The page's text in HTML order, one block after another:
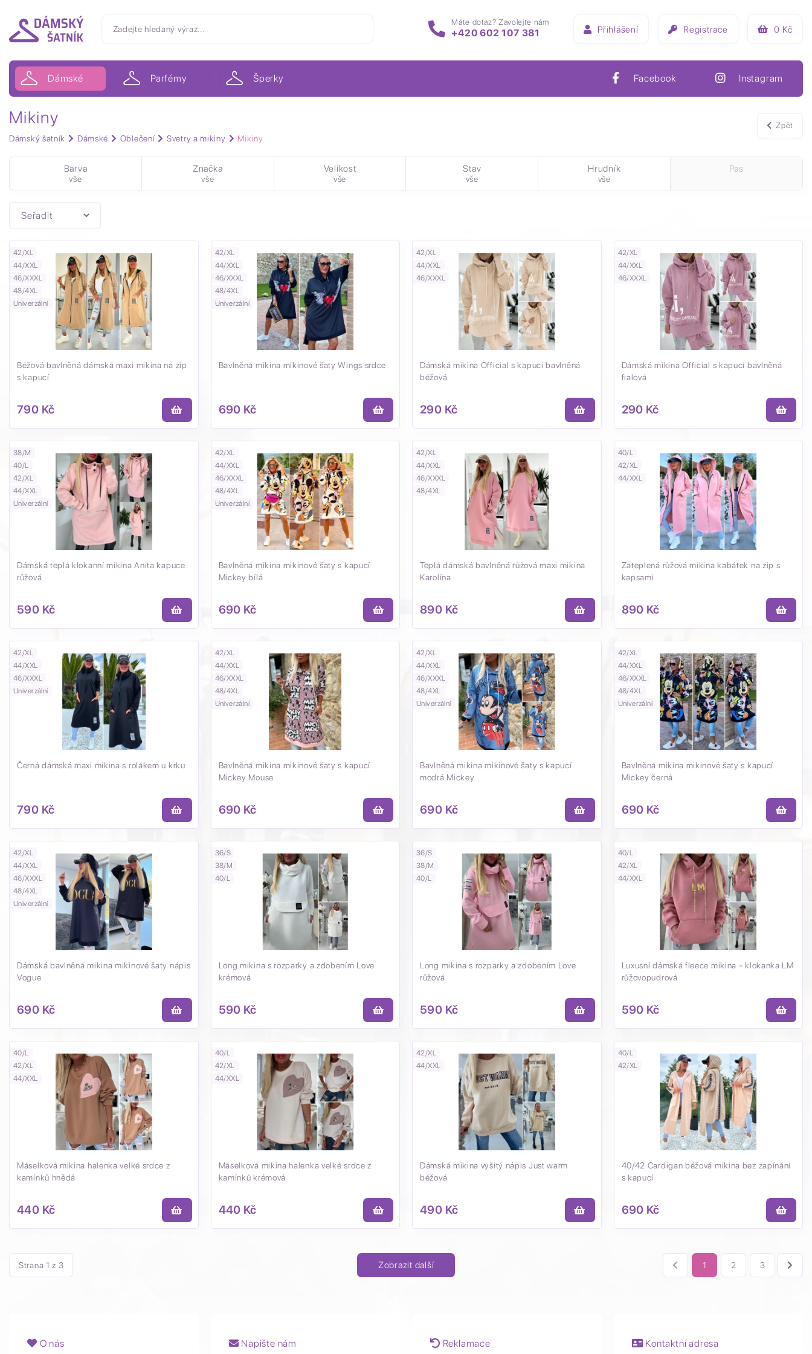
Máte dotaz? Zavolejte nám
+420 602 107 381 Přihlášení Registrace 0 Kč
Dámské Parfémy Šperky Facebook Instagram
Mikiny
Dámský šatník Dámské Oblečení Svetry a mikiny Mikiny
Zpět
Barva
vše
Značka
vše
Velikost
vše
Stav
vše
Hrudník
vše
Pas
42/XL
44/XXL
46/XXXL
48/4XL
Univerzální
Béžová bavlněná dámská maxi mikina na zip
s kapucí
790 Kč
42/XL
44/XXL
46/XXXL
48/4XL
Univerzální
Bavlněná mikina mikinové šaty Wings srdce
690 Kč
42/XL
44/XXL
46/XXXL
Dámská mikina Official s kapucí bavlněná
béžová
290 Kč
42/XL
44/XXL
46/XXXL
Dámská mikina Official s kapucí bavlněná
fialová
290 Kč
38/M
40/L
42/XL
44/XXL
Univerzální
Dámská teplá klokanní mikina Anita kapuce
růžová
590 Kč
42/XL
44/XXL
46/XXXL
48/4XL
Univerzální
Bavlněná mikina mikinové šaty s kapucí
Mickey bílá
690 Kč
42/XL
44/XXL
46/XXXL
48/4XL
Teplá dámská bavlněná růžová maxi mikina
Karolína
890 Kč
40/L
42/XL
44/XXL
Zateplená růžová mikina kabátek na zip s
kapsami
890 Kč
42/XL
44/XXL
46/XXXL
Univerzální
Černá dámská maxi mikina s rolákem u krku
790 Kč
42/XL
44/XXL
46/XXXL
48/4XL
Univerzální
Bavlněná mikina mikinové šaty s kapucí
Mickey Mouse
690 Kč
42/XL
44/XXL
46/XXXL
48/4XL
Univerzální
Bavlněná mikina mikinové šaty s kapucí
modrá Mickey
690 Kč
42/XL
44/XXL
46/XXXL
48/4XL
Univerzální
Bavlněná mikina mikinové šaty s kapucí
Mickey černá
690 Kč
42/XL
44/XXL
46/XXXL
48/4XL
Univerzální
Dámská bavlněná mikina mikinové šaty nápis
Vogue
690 Kč
36/S
38/M
40/L
Long mikina s rozparky a zdobením Love
krémová
590 Kč
36/S
38/M
40/L
Long mikina s rozparky a zdobením Love
růžová
590 Kč
40/L
42/XL
44/XXL
Luxusní dámská fleece mikina - klokanka LM
růžovopudrová
590 Kč
40/L
42/XL
44/XXL
Máselková mikina halenka velké srdce z
kamínků hnědá
440 Kč
40/L
42/XL
44/XXL
Máselková mikina halenka velké srdce z
kamínků krémová
440 Kč
42/XL
44/XXL
Dámská mikina vyšitý nápis Just warm
béžová
490 Kč
40/L
42/XL
40/42 Cardigan béžová mikina bez zapínání
s kapucí
690 Kč
Strana 1 z 3 Zobrazit další 1 2 3
O nás Napište nám Reklamace Kontaktní adresa